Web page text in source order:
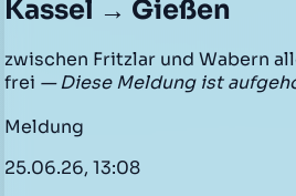
Kassel → Gießen
zwischen Fritzlar und Wabern
frei — Diese Meldung ist
Meldung
25.06.26, 13:08